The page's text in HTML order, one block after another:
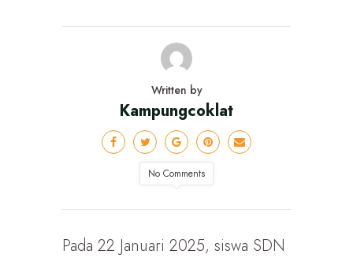
Written by
Kampungcoklat
No Comments
Pada 22 Januari 2025, siswa SDN